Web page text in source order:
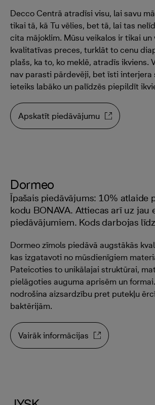
Decco Centrā atradīsi visu, lai savu
tikai tā, kā Tu vēlies, bet tā, lai tas
cita mājoklim. Mūsu veikalos ir tikai un
kvalitatīvas preces, turklāt to cenu
plašs, ka to, ko meklē, atradīs ikviens.
nav parasti pārdevēji, bet īsti interjera
ieteiks labāko un palīdzēs piepildīt
Apskatīt piedāvājumu
Dormeo
Īpašais piedāvājums: 10% atlaide
kodu BONAVA. Attiecas arī uz jau
piedāvājumiem. Kods darbojas
Dormeo zīmols piedāvā augstākās
kas izgatavoti no mūsdienīgiem
Pateicoties to unikālajai struktūrai,
pielāgoties auguma aprisēm un
nodrošina aizsardzību pret putekļu
baktērijām.
Vairāk informācijas